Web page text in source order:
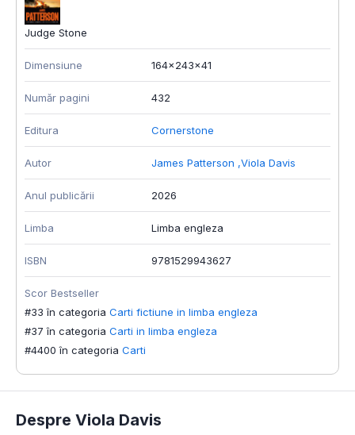
Judge Stone
Dimensiune 164x243x41
Număr pagini 432
Editura Cornerstone
Autor James Patterson ,Viola Davis
Anul publicării 2026
Limba Limba engleza
ISBN 9781529943627
Scor Bestseller
#33 în categoria Carti fictiune in limba engleza
#37 în categoria Carti in limba engleza
#4400 în categoria Carti
Despre Viola Davis